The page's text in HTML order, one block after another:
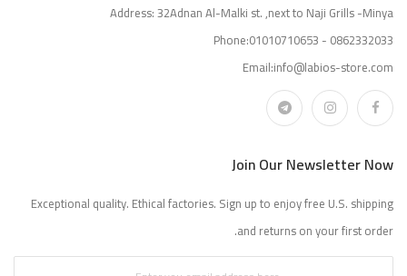
Address: 32Adnan Al-Malki st. ,next to Naji Grills -Minya
Phone:01010710653 - 0862332033
Email:info@labios-store.com
Join Our Newsletter Now
Exceptional quality. Ethical factories. Sign up to enjoy free U.S. shipping
and returns on your first order.